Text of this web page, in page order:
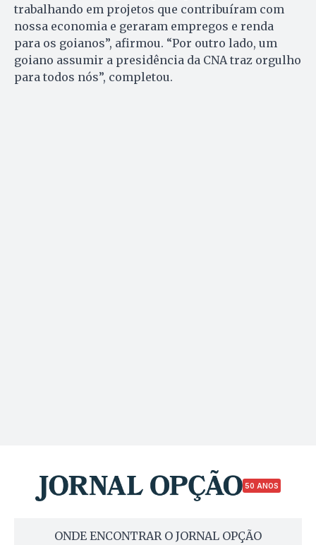
trabalhando em projetos que contribuíram com
nossa economia e geraram empregos e renda
para os goianos”, afirmou. “Por outro lado, um
goiano assumir a presidência da CNA traz orgulho
para todos nós”, completou.
50 ANOS
ONDE ENCONTRAR O JORNAL OPÇÃO